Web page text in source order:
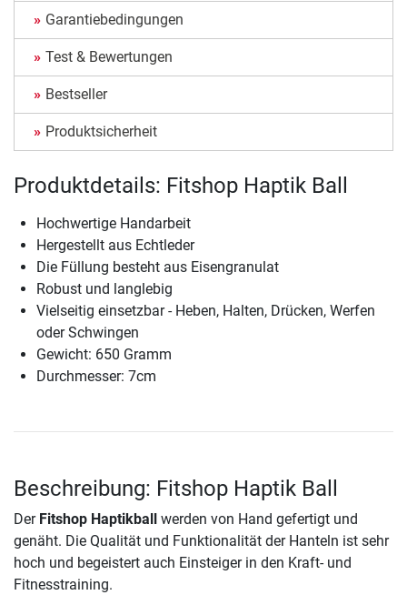
Garantiebedingungen
Test & Bewertungen
Bestseller
Produktsicherheit
Produktdetails: Fitshop Haptik Ball
Hochwertige Handarbeit
Hergestellt aus Echtleder
Die Füllung besteht aus Eisengranulat
Robust und langlebig
Vielseitig einsetzbar - Heben, Halten, Drücken, Werfen
oder Schwingen
Gewicht: 650 Gramm
Durchmesser: 7cm
Beschreibung: Fitshop Haptik Ball
Der Fitshop Haptikball werden von Hand gefertigt und
genäht. Die Qualität und Funktionalität der Hanteln ist sehr
hoch und begeistert auch Einsteiger in den Kraft- und
Fitnesstraining.